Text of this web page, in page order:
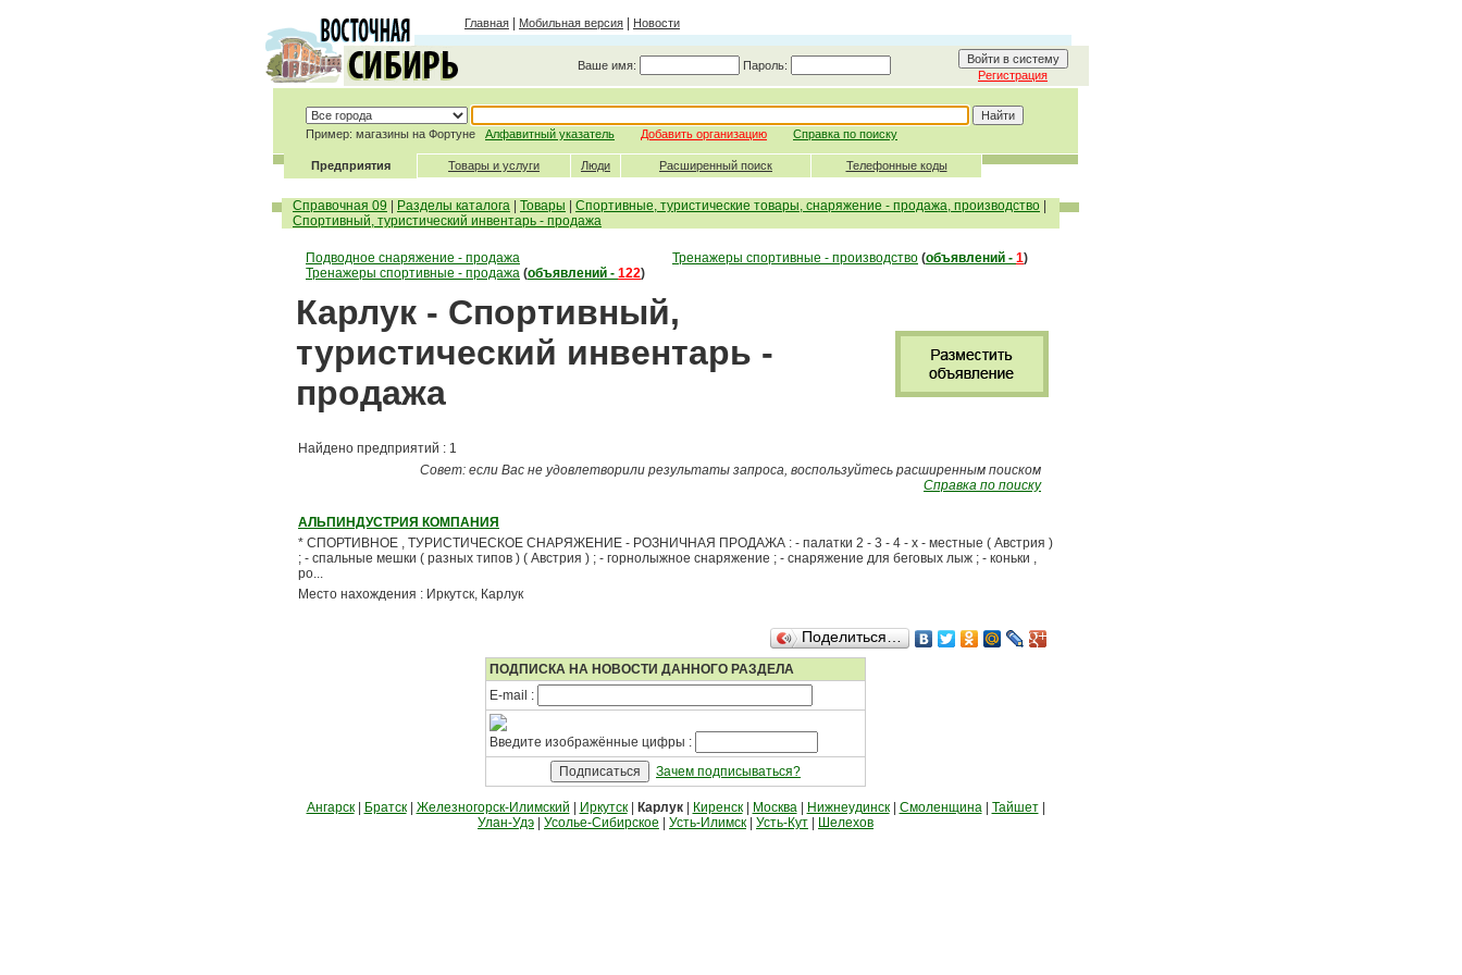
Главная Мобильная версия Новости
Ваше имя: Пароль:
Регистрация
Пример: магазины на Фортуне Алфавитный указатель Добавить организацию Справка по поиску
Предприятия Товары и услуги Люди Расширенный поиск Телефонные коды
Справочная 09 Разделы каталога Товары Спортивные, туристические товары, снаряжение - продажа, производство
Спортивный, туристический инвентарь - продажа
Подводное снаряжение - продажа
Тренажеры спортивные - продажа (объявлений - 122)
Тренажеры спортивные - производство (объявлений - 1)
Карлук - Спортивный,
туристический инвентарь -
продажа
Найдено предприятий : 1
Совет: если Вас не удовлетворили результаты запроса, воспользуйтесь расширенным поиском
Справка по поиску
АЛЬПИНДУСТРИЯ КОМПАНИЯ
* СПОРТИВНОЕ , ТУРИСТИЧЕСКОЕ СНАРЯЖЕНИЕ - РОЗНИЧНАЯ ПРОДАЖА : - палатки 2 - 3 - 4 - х - местные ( Австрия )
; - спальные мешки ( разных типов ) ( Австрия ) ; - горнолыжное снаряжение ; - снаряжение для беговых лыж ; - коньки ,
ро...
Место нахождения : Иркутск, Карлук
Поделиться…
ПОДПИСКА НА НОВОСТИ ДАННОГО РАЗДЕЛА
E-mail :
Введите изображённые цифры :
Зачем подписываться?
Ангарск| Братск| Железногорск-Илимский Иркутск| Карлук| Киренск| Москва| Нижнеудинск| Смоленщина| Тайшет|
Улан-Удэ
Усолье-Сибирское Усть-Илимск Усть-Кут Шелехов